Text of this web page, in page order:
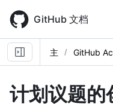
main
content
GitHub 文档
主 GitHub
计划议题的